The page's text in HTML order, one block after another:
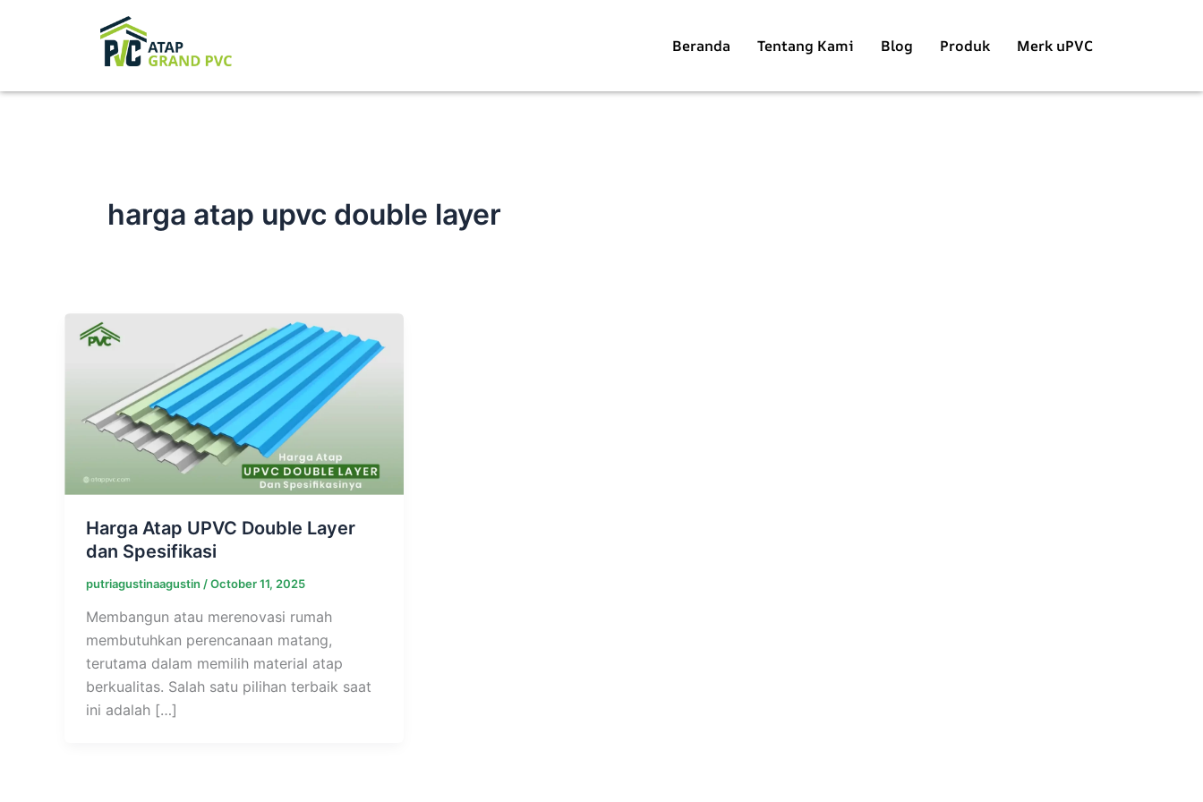
Beranda Tentang Kami Blog Produk Merk uPVC
harga atap upvc double layer
Harga Atap UPVC Double Layer
dan Spesifikasi
putriagustinaagustin /October 11, 2025
Membangun atau merenovasi rumah
membutuhkan perencanaan matang,
terutama dalam memilih material atap
berkualitas. Salah satu pilihan terbaik saat
ini adalah […]